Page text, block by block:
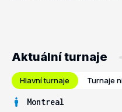
Aktuální turnaje
Hlavní turnaje Turnaje
Montreal